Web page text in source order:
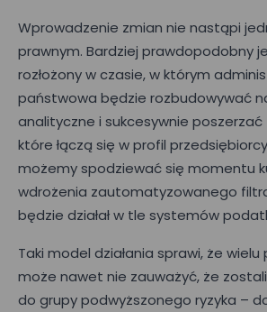
Wprowadzenie zmian nie nastąpi
prawnym. Bardziej prawdopodobny
rozłożony w czasie, w którym
państwowa będzie rozbudowywać
analityczne i sukcesywnie poszerzać
które łączą się w profil
możemy spodziewać się momentu
wdrożenia zautomatyzowanego
będzie działał w tle systemów
Taki model działania sprawi, że
może nawet nie zauważyć, że
do grupy podwyższonego ryzyka –